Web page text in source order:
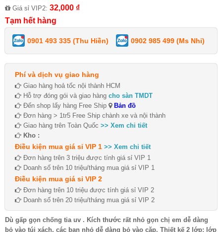
Giá sỉ VIP2: 32,000 ₫
Tạm hết hàng
0901 493 335 (Thu Hiền) 0902 985 499 (Ms Nhi)
Phí và dịch vụ giao hàng
Giao hàng hoả tốc nội thành HCM
Hỗ trợ đóng gói và giao hàng cho sàn TMDT
Đến shop lấy hàng Free Ship
Bản đồ
Đơn hàng > 1tr5 Free Ship chành xe và nội thành
Giao hàng trên Toàn Quốc >> Xem chi tiết
Kho :
Điều kiện mua giá sỉ VIP 1 >> Xem chi tiết
Đơn hàng trên 3 triệu được tính giá sỉ VIP 1
Doanh số trên 10 triệu/tháng mua giá sỉ VIP 1
Điều kiện mua giá sỉ VIP 2
Đơn hàng trên 10 triệu được tính giá sỉ VIP 2
Doanh số trên 20 triệu/tháng mua giá sỉ VIP 2
Dù gấp gọn chống tia uv . Kích thước rất nhỏ gọn chị em dễ dàng
bỏ vào túi xách, các bạn nhỏ dễ dàng bỏ vào cặp. Thiết kế 2 lớp: lớp